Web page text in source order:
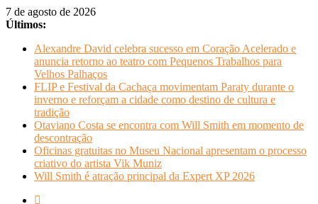
Pular
para
conteúdo
7 de agosto de 2026
Últimos:
Alexandre David celebra sucesso em Coração Acelerado e
anuncia retorno ao teatro com Pequenos Trabalhos para
Velhos Palhaços
FLIP e Festival da Cachaça movimentam Paraty durante o
inverno e reforçam a cidade como destino de cultura e
tradição
Otaviano Costa se encontra com Will Smith em momento de
descontração
Oficinas gratuitas no Museu Nacional apresentam o processo
criativo do artista Vik Muniz
Will Smith é atração principal da Expert XP 2026